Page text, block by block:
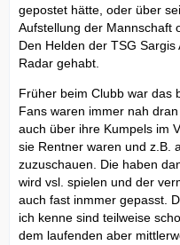
gepostet hätte, oder über
Aufstellung der Mannschaft
Den Helden der TSG
Radar gehabt.
Früher beim Clubb war das
Fans waren immer nah
auch über ihre Kumpels im
sie Rentner waren und z.B.
zuzuschauen. Die haben
wird vsl. spielen und der
auch fast inmmer gepasst.
ich kenne sind teilweise
dem laufenden aber